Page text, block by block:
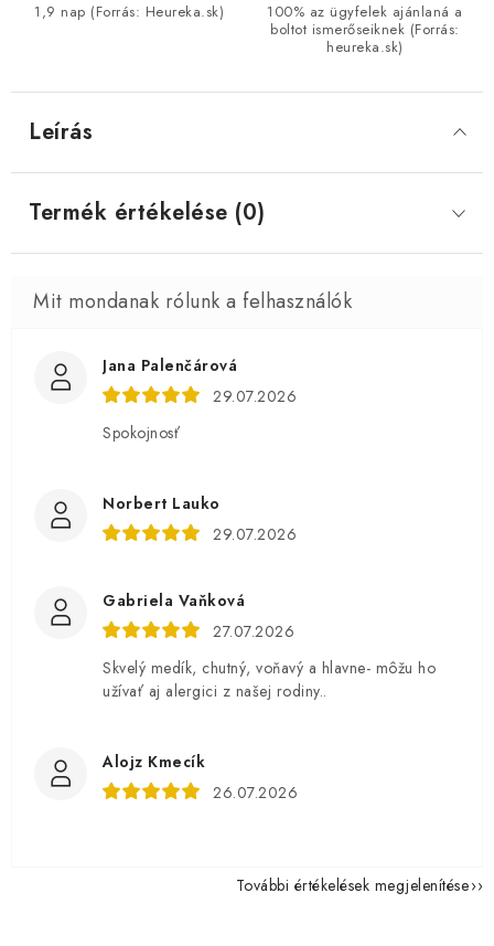
1,9 nap (Forrás: Heureka.sk)
100% az ügyfelek ajánlaná a
boltot ismerőseiknek (Forrás:
heureka.sk)
Leírás
Termék értékelése (0)
Jana Palenčárová
29.07.2026
Spokojnosť
Norbert Lauko
29.07.2026
Gabriela Vaňková
27.07.2026
Skvelý medík, chutný, voňavý a hlavne- môžu ho
užívať aj alergici z našej rodiny..
Alojz Kmecík
26.07.2026
További értékelések megjelenítése